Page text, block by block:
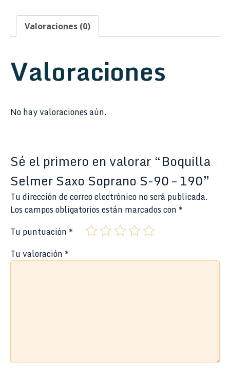
Valoraciones (0)
Valoraciones
No hay valoraciones aún.
Sé el primero en valorar “Boquilla
Selmer Saxo Soprano S-90 – 190”
Tu dirección de correo electrónico no será publicada.
Los campos obligatorios están marcados con *
Tu puntuación *
Tu valoración *